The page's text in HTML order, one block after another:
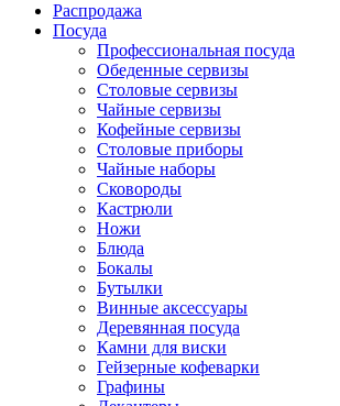
Распродажа
Посуда
Профессиональная посуда
Обеденные сервизы
Столовые сервизы
Чайные сервизы
Кофейные сервизы
Столовые приборы
Чайные наборы
Сковороды
Кастрюли
Ножи
Блюда
Бокалы
Бутылки
Винные аксессуары
Деревянная посуда
Камни для виски
Гейзерные кофеварки
Графины